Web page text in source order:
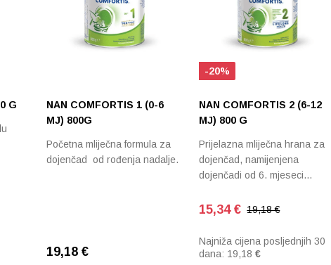
G
NAN COMFORTIS 1 (0-6
MJ) 800G
Početna mliječna formula za
dojenčad od rođenja nadalje.
19,18 €
-20%
NAN COMFORTIS 2 (6-12
MJ) 800 G
Prijelazna mliječna hrana za
dojenčad, namijenjena
dojenčadi od 6. mjeseci…
15,34€ 19,18 €
Najniža cijena posljednjih 30
dana: 19,18€